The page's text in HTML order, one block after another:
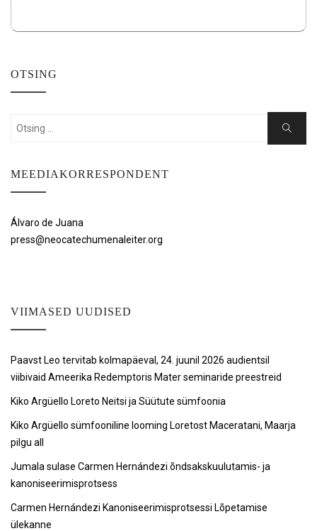
OTSING
Search
Search
MEEDIAKORRESPONDENT
Álvaro de Juana
press@neocatechumenaleiter.org
VIIMASED UUDISED
Paavst Leo tervitab kolmapäeval, 24. juunil 2026 audientsil
viibivaid Ameerika Redemptoris Mater seminaride preestreid
Kiko Argüello Loreto Neitsi ja Süütute sümfoonia
Kiko Argüello sümfooniline looming Loretost Maceratani, Maarja
pilgu all
Jumala sulase Carmen Hernándezi õndsakskuulutamis- ja
kanoniseerimisprotsess
Carmen Hernándezi Kanoniseerimisprotsessi Lõpetamise
ülekanne